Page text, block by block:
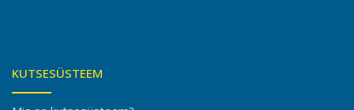
KUTSESÜSTEEM